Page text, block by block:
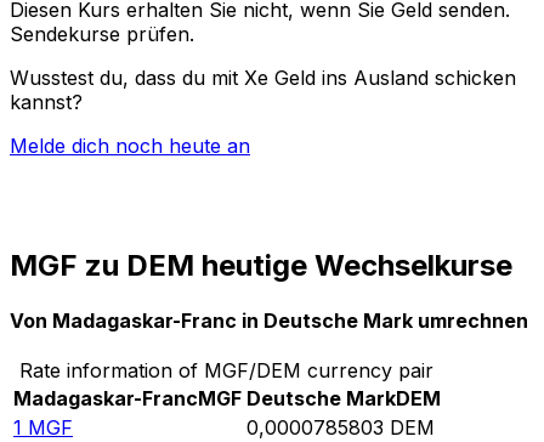
Diesen Kurs erhalten Sie nicht, wenn Sie Geld senden.
Sendekurse prüfen.
Wusstest du, dass du mit Xe Geld ins Ausland schicken
kannst?
Melde dich noch heute an
MGF zu DEM heutige Wechselkurse
Von Madagaskar-Franc in Deutsche Mark umrechnen
Rate information of MGF/DEM currency pair
Madagaskar-FrancMGF Deutsche MarkDEM
1 MGF 0,0000785803 DEM